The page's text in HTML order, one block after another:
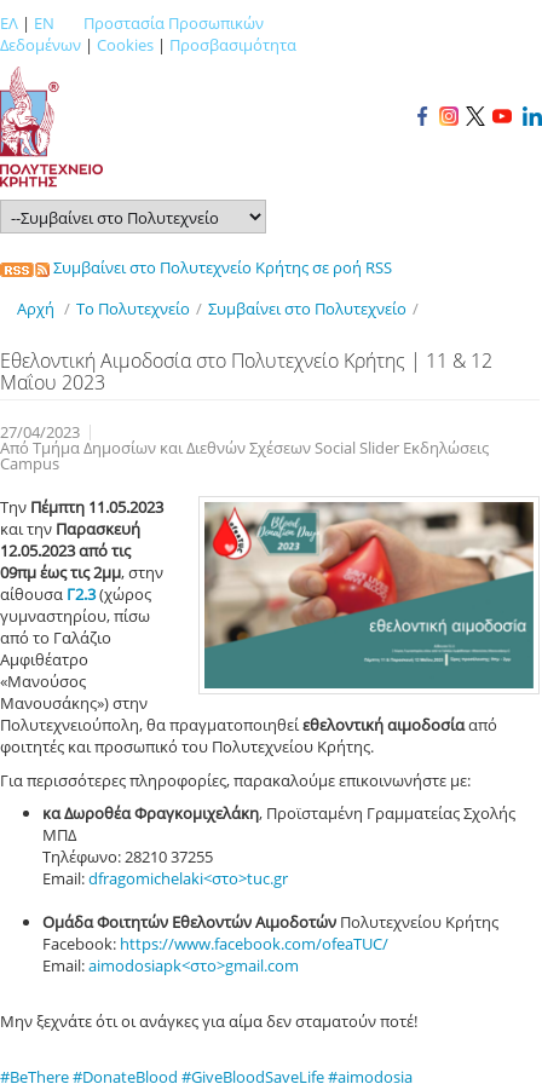
ΕΛ | EN
Προστασία Προσωπικών
Δεδομένων | Cookies | Προσβασιμότητα
Συμβαίνει στο Πολυτεχνείο Κρήτης σε ροή RSS
Αρχή / Το Πολυτεχνείο / Συμβαίνει στο Πολυτεχνείο /
Εθελοντική Αιμοδοσία στο Πολυτεχνείο Κρήτης | 11 & 12
Μαΐου 2023
27/04/2023
Από Τμήμα Δημοσίων και Διεθνών Σχέσεων Social Slider Εκδηλώσεις
Campus
Tην Πέμπτη 11.05.2023
και την Παρασκευή
12.05.2023 από τις
09πμ έως τις 2μμ, στην
αίθουσα Γ2.3(χώρος
γυμναστηρίου, πίσω
από το Γαλάζιο
Αμφιθέατρο
«Μανούσος
Μανουσάκης») στην
Πολυτεχνειούπολη, θα πραγματοποιηθείεθελοντική αιμοδοσίααπό
φοιτητές και προσωπικό του Πολυτεχνείου Κρήτης.
Για περισσότερες πληροφορίες, παρακαλούμε επικοινωνήστε με:
κα Δωροθέα Φραγκομιχελάκη, Προϊσταμένη Γραμματείας Σχολής
ΜΠΔ
Τηλέφωνο: 28210 37255
Email:dfragomichelaki<στο>tuc.gr
Ομάδα Φοιτητών Εθελοντών Αιμοδοτών Πολυτεχνείου Κρήτης
Facebook: https://www.facebook.com/ofeaTUC/
Email:aimodosiapk<στο>gmail.com
Μην ξεχνάτε ότι οι ανάγκες για αίμα δεν σταματούν ποτέ!
#BeThere#DonateBlood #GiveBloodSaveLife#aimodosia